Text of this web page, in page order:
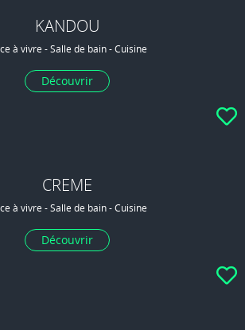
KANDOU
à vivre - Salle de bain - Cuisine
Découvrir
CREME
à vivre - Salle de bain - Cuisine
Découvrir